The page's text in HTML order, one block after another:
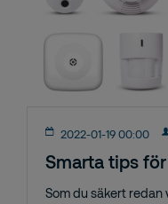
2022-01-19 00:00
Smarta tips
Som du säkert redan